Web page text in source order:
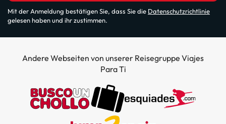
Mit der Anmeldung bestätigen Sie, dass Sie die Datenschutzrichtlinie
gelesen haben und ihr zustimmen.
Andere Webseiten von unserer Reisegruppe Viajes
Para Ti